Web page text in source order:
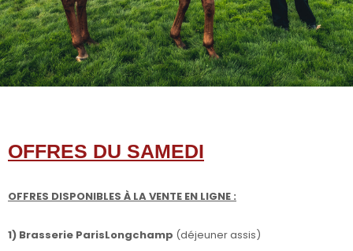
OFFRES DU SAMEDI
OFFRES DISPONIBLES À LA VENTE EN LIGNE :
1) Brasserie ParisLongchamp (déjeuner assis)